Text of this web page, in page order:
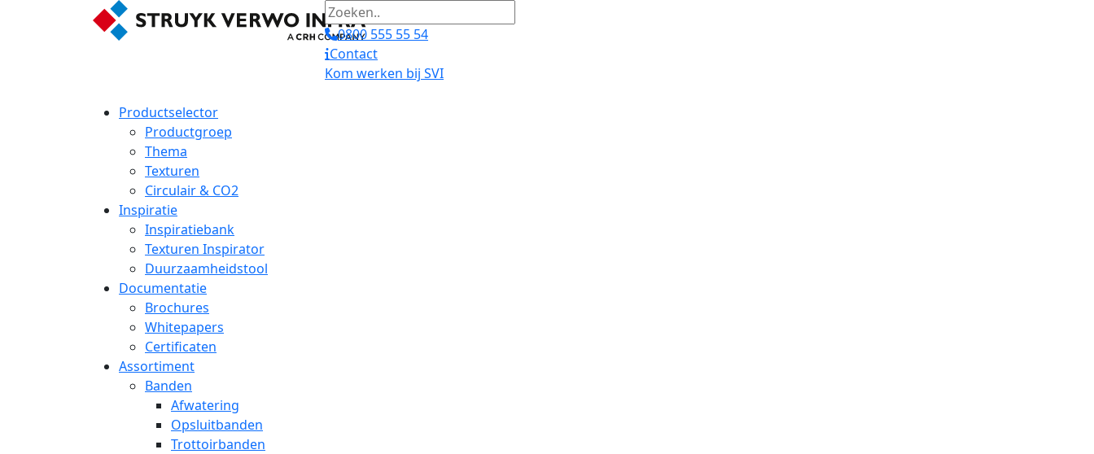
0800 555 55 54
Contact
Kom werken bij SVI
Productselector
Productgroep
Thema
Texturen
Circulair & CO2
Inspiratie
Inspiratiebank
Texturen Inspirator
Duurzaamheidstool
Documentatie
Brochures
Whitepapers
Certificaten
Assortiment
Banden
Afwatering
Opsluitbanden
Trottoirbanden